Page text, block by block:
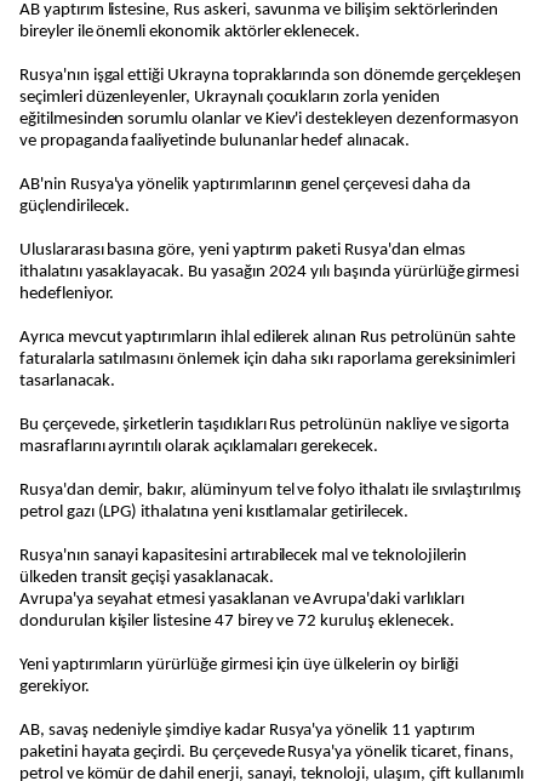
AB yaptırım listesine, Rus askeri, savunma ve bilişim sektörlerinden
bireyler ile önemli ekonomik aktörler eklenecek.
Rusya'nın işgal ettiği Ukrayna topraklarında son dönemde gerçekleşen
seçimleri düzenleyenler, Ukraynalı çocukların zorla yeniden
eğitilmesinden sorumlu olanlar ve Kiev'i destekleyen dezenformasyon
ve propaganda faaliyetinde bulunanlar hedef alınacak.
AB'nin Rusya'ya yönelik yaptırımlarının genel çerçevesi daha da
güçlendirilecek.
Uluslararası basına göre, yeni yaptırım paketi Rusya'dan elmas
ithalatını yasaklayacak. Bu yasağın 2024 yılı başında yürürlüğe girmesi
hedefleniyor.
Ayrıca mevcut yaptırımların ihlal edilerek alınan Rus petrolünün sahte
faturalarla satılmasını önlemek için daha sıkı raporlama gereksinimleri
tasarlanacak.
Bu çerçevede, şirketlerin taşıdıkları Rus petrolünün nakliye ve sigorta
masraflarını ayrıntılı olarak açıklamaları gerekecek.
Rusya'dan demir, bakır, alüminyum tel ve folyo ithalatı ile sıvılaştırılmış
petrol gazı (LPG) ithalatına yeni kısıtlamalar getirilecek.
Rusya'nın sanayi kapasitesini artırabilecek mal ve teknolojilerin
ülkeden transit geçişi yasaklanacak.
Avrupa'ya seyahat etmesi yasaklanan ve Avrupa'daki varlıkları
dondurulan kişiler listesine 47 birey ve 72 kuruluş eklenecek.
Yeni yaptırımların yürürlüğe girmesi için üye ülkelerin oy birliği
gerekiyor.
AB, savaş nedeniyle şimdiye kadar Rusya'ya yönelik 11 yaptırım
paketini hayata geçirdi. Bu çerçevede Rusya'ya yönelik ticaret, finans,
petrol ve kömür de dahil enerji, sanayi, teknoloji, ulaşım, çift kullanımlı